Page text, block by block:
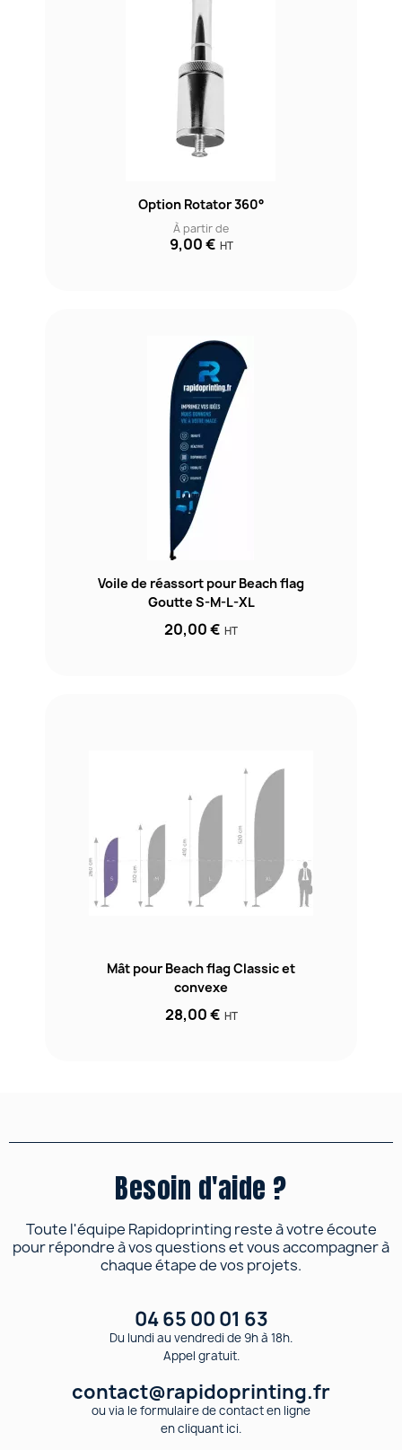
Option Rotator 360°
À partir de
9,00 € HT
Voile de réassort pour Beach flag
Goutte S-M-L-XL
20,00 € HT
Mât pour Beach flag Classic et
convexe
28,00 € HT
Besoin d'aide ?
Toute l'équipe Rapidoprinting reste à votre écoute
pour répondre à vos questions et vous accompagner à
chaque étape de vos projets.
04 65 00 01 63
Du lundi au vendredi de 9h à 18h.
Appel gratuit.
contact@rapidoprinting.fr
ou via le formulaire de contact en ligne
en cliquant ici.